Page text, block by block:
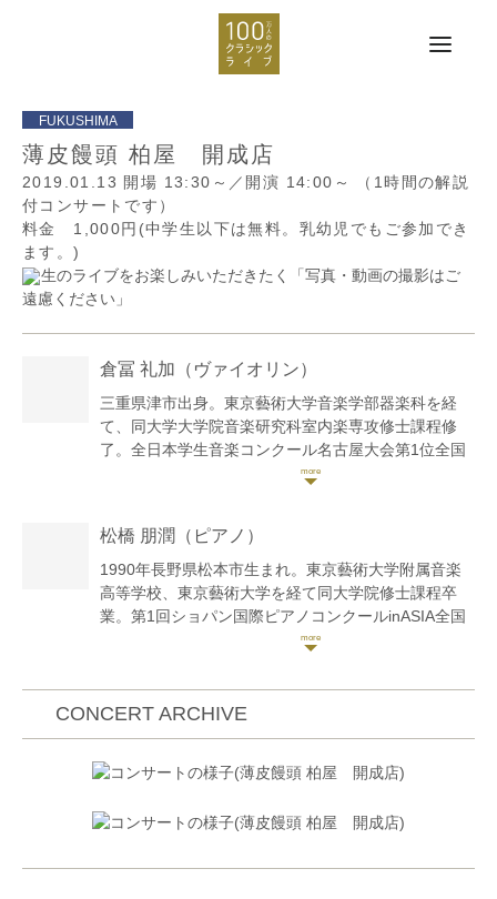
薄皮饅頭 柏屋 開成店
2019.01.13 開場 13:30～／開演 14:00～
（1時間の解説
付コンサートです）
料金 1,000円(中学生以下は無料。乳幼児でもご参加でき
ます。)
生のライブをお楽しみいただきたく「写真・動画の撮影はご
遠慮ください」
倉冨 礼加 （ヴァイオリン）
三重県津市出身。東京藝術大学音楽学部器楽科を経
て、同大学大学院音楽研究科室内楽専攻修士課程修
了。全日本学生音楽コンクール名古屋大会第1位全国
大会入賞。ザルツブルク=モーツァルト国際室内楽コ
ェクトQ第13章、小澤国際室内楽アカデミー、小澤征
爾音楽塾ではコンサートミストレスとして参加。北九
州国際音楽祭、東京・春・音楽祭等に出演。東京都交
響楽団、読売日本交響楽団等の都内オーケストラに客
松橋 朋潤 （ピアノ）
1990年長野県松本市生まれ。東京藝術大学附属音楽
高等学校、東京藝術大学を経て同大学院修士課程卒
業。第1回ショパン国際ピアノコンクールinASIA全国
大会優秀賞。第5回日本演奏家コンクール第1位。第
ローゼンストック国際ピアノコンクール審査員賞。第
36回フィナーレ・リーグレ国際ピアノコンクール第3
CONCERT ARCHIVE